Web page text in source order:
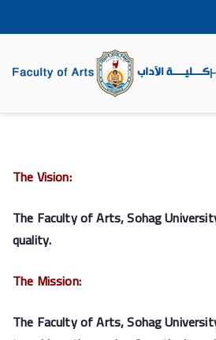
The Vision:
The Faculty of Arts, Sohag
quality.
The Mission:
The Faculty of Arts, Sohag